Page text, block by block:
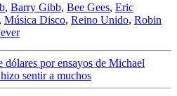
, Barry Gibb, Bee Gees, Eric
, Música Disco, Reino Unido, Robin
por ensayos de Michael
sentir a muchos